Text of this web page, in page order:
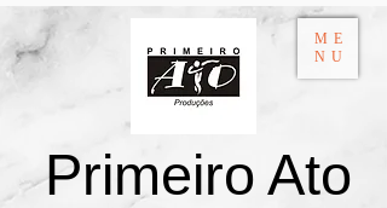
ME
NU
Primeiro Ato